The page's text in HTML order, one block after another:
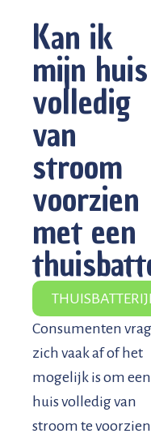
Kan ik
mijn huis
volledig
van
stroom
voorzien
met een
Consumenten
zich vaak af of het
mogelijk is om een
huis volledig van
stroom te voorzien